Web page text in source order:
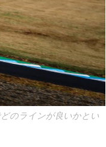
のラインが良いかとい